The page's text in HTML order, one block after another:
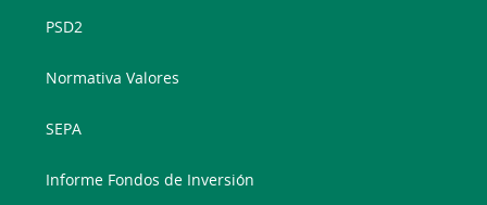
PSD2
Normativa Valores
SEPA
Informe Fondos de Inversión